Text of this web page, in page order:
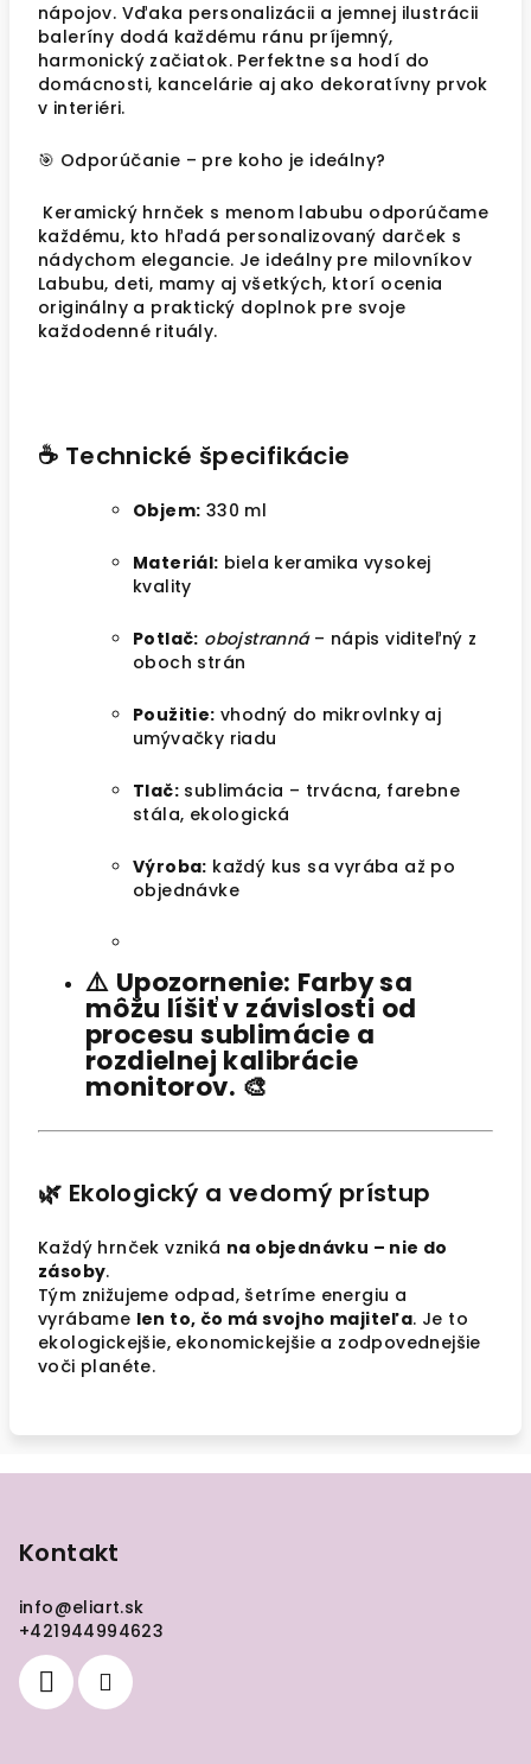
nápojov. Vďaka personalizácii a jemnej ilustrácii
baleríny dodá každému ránu príjemný,
harmonický začiatok. Perfektne sa hodí do
domácnosti, kancelárie aj ako dekoratívny prvok
v interiéri.
🎯 Odporúčanie – pre koho je ideálny?
Keramický hrnček s menom labubu odporúčame
každému, kto hľadá personalizovaný darček s
nádychom elegancie. Je ideálny pre milovníkov
Labubu, deti, mamy aj všetkých, ktorí ocenia
originálny a praktický doplnok pre svoje
každodenné rituály.
☕ Technické špecifikácie
Objem: 330 ml
Materiál: biela keramika vysokej
kvality
Potlač: obojstranná– nápis viditeľný z
oboch strán
Použitie: vhodný do mikrovlnky aj
umývačky riadu
Tlač: sublimácia – trvácna, farebne
stála, ekologická
Výroba: každý kus sa vyrába až po
objednávke
⚠️ Upozornenie: Farby sa
môžu líšiť v závislosti od
procesu sublimácie a
rozdielnej kalibrácie
monitorov. 🎨
🌿 Ekologický a vedomý prístup
Každý hrnček vzniká na objednávku – nie do
zásoby.
Tým znižujeme odpad, šetríme energiu a
vyrábame len to, čo má svojho majiteľa. Je to
ekologickejšie, ekonomickejšie a zodpovednejšie
voči planéte.
Kontakt
info@eliart.sk
+421944994623